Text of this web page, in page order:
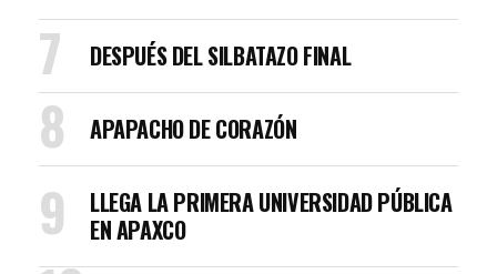
DESPUÉS DEL SILBATAZO FINAL
APAPACHO DE CORAZÓN
LLEGA LA PRIMERA UNIVERSIDAD PÚBLICA
EN APAXCO